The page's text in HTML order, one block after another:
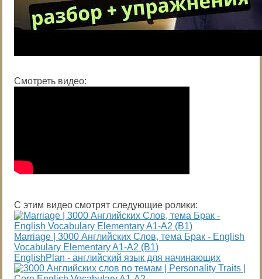
Смотреть видео:
С этим видео смотрят следующие ролики:
Marriage | 3000 Английских Слов, тема Брак - English
Vocabulary Elementary A1-A2 (B1)
EnglishPlan - английский язык для начинающих